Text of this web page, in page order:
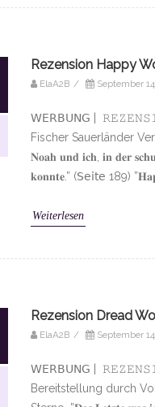
Rezension Happy
ElaA2B / September
𝖶𝖤𝖱𝖡𝖴𝖭𝖦 |
Fischer Sauerländer
𝐍𝐨𝐚𝐡 𝐮𝐧𝐝 𝐢𝐜𝐡, 𝐢𝐧 𝐝𝐞𝐫
𝐤𝐨𝐧𝐧𝐭𝐞.” (𝖲𝖾𝗂𝗍𝖾 189)
Weiterlesen
Rezension Dread
ElaA2B / September
𝖶𝖤𝖱𝖡𝖴𝖭𝖦 |
Bereitstellung durch